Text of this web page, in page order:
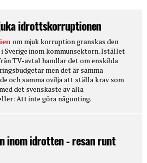
idrottskorruptionen
om mjuk korruption granskas den
Sverige inom kommunsektorn. Istället
TV-avtal handlar det om enskilda
men det är samma
och samma ovilja att ställa krav som
det svenskaste av alla
Att inte göra någonting.
inom idrotten - resan runt